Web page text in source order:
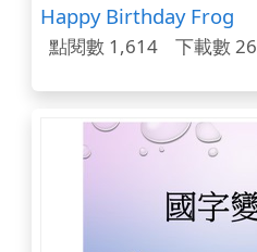
Happy Birthday Frog
點閱數 1,614 下載數 26